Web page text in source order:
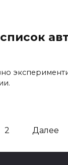
2 Далее